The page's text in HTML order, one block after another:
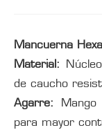
Mancuerna
Material:
de caucho
Agarre:
Mango
para mayor